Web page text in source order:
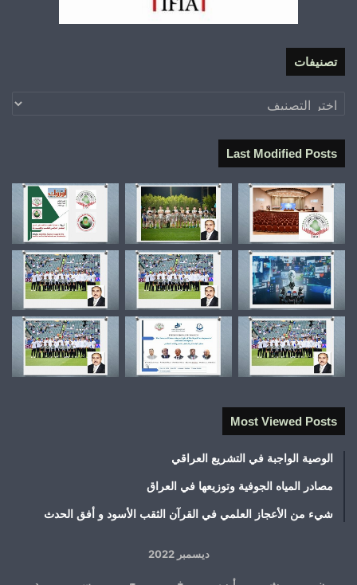
تصنيفات
تصنيفات
Last Modified Posts
Most Viewed Posts
الوصية الواجبة في التشريع العراقي
مصادر المياه الجوفية وتوزيعها في العراق
شيء من الأعجاز العلمي في القرآن الثقب الأسود و أفق الحدث
ديسمبر 2022